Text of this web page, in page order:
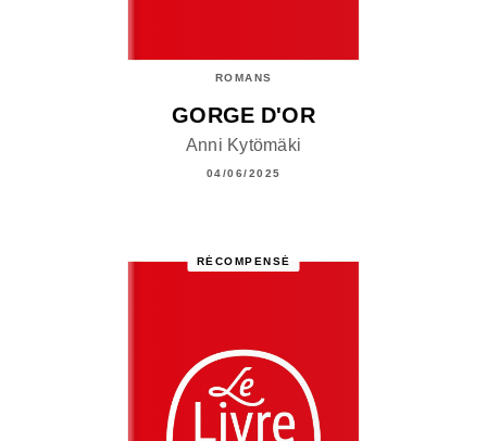
ROMANS
GORGE D'OR
Anni Kytömäki
04/06/2025
RÉCOMPENSÉ